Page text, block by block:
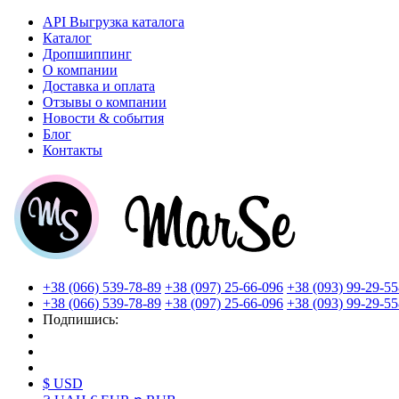
API Выгрузка каталога
Каталог
Дропшиппинг
О компании
Доставка и оплата
Отзывы о компании
Новости & события
Блог
Контакты
+38 (066) 539-78-89 +38 (097) 25-66-096 +38 (093) 99-29-
+38 (066) 539-78-89 +38 (097) 25-66-096 +38 (093) 99-29-
Подпишись:
$ USD